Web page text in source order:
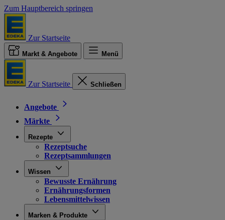
Zum Hauptbereich springen
Zur Startseite
Markt & Angebote Menü
Zur Startseite Schließen
Angebote
Märkte
Rezepte
Rezeptsuche
Rezeptsammlungen
Wissen
Bewusste Ernährung
Ernährungsformen
Lebensmittelwissen
Marken & Produkte